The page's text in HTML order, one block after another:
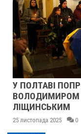
У ПОЛТАВІ
ВОЛОДИМИРОМ
ЛІЩИНСЬКИМ
25 листопада 2025 0